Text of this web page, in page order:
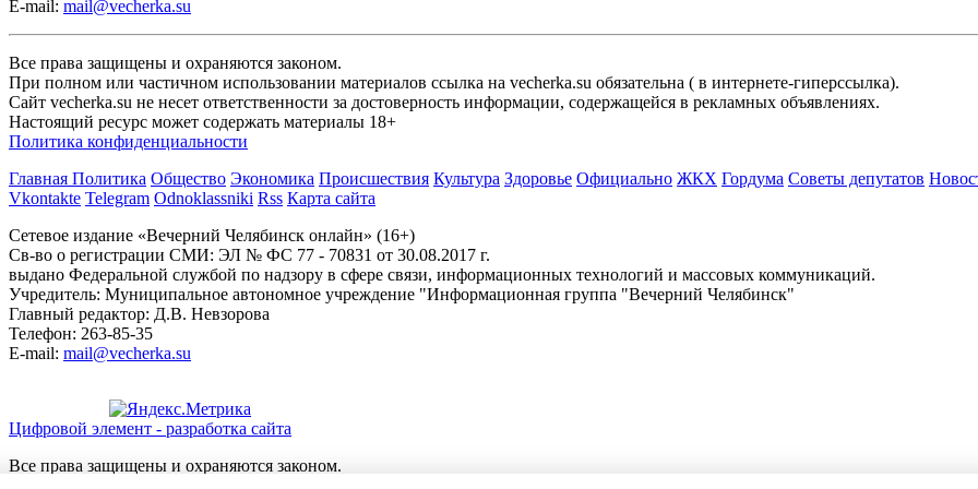
E-mail: mail@vecherka.su
Все права защищены и охраняются законом.
При полном или частичном использовании материалов ссылка на vecherka.su обязательна ( в интернете-гиперссылка).
Сайт vecherka.su не несет ответственности за достоверность информации, содержащейся в рекламных объявлениях.
Настоящий ресурс может содержать материалы 18+
Политика конфиденциальности
Главная Политика Общество Экономика Происшествия Культура Здоровье Официально ЖКХ Гордума Советы депутатов
Vkontakte Telegram Odnoklassniki Rss Карта сайта
Сетевое издание «Вечерний Челябинск онлайн» (16+)
Cв-во о регистрации СМИ: ЭЛ № ФС 77 - 70831 от 30.08.2017 г.
выдано Федеральной службой по надзору в сфере связи, информационных технологий и массовых коммуникаций.
Учредитель: Муниципальное автономное учреждение "Информационная группа "Вечерний Челябинск"
Главный редактор: Д.В. Невзорова
Телефон: 263-85-35
E-mail: mail@vecherka.su
Цифровой элемент - разработка сайта
Все права защищены и охраняются законом.